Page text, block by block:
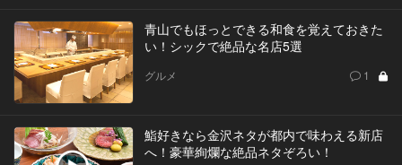
青山でもほっとできる和食を覚えておきた
い！シックで絶品な名店5選
グルメ 1
鮨好きなら金沢ネタが都内で味わえる新店
へ！豪華絢爛な絶品ネタぞろい！